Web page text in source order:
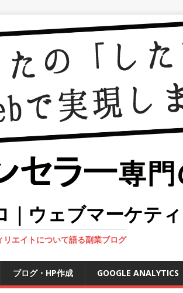
｜ウェブマーケテ
リエイトについて語る副業ブログ
ブログ・HP作成 GOOGLE ANALYTICS